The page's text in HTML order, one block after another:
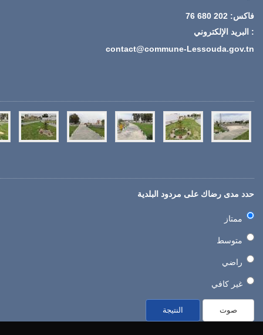
فاكس: 202 680 76
: البريد الإلكتروني
contact@commune-Lessouda.gov.tn
حدد مدى رضاك على مردود البلدية
ممتاز
متوسط
راضي
غير كافي